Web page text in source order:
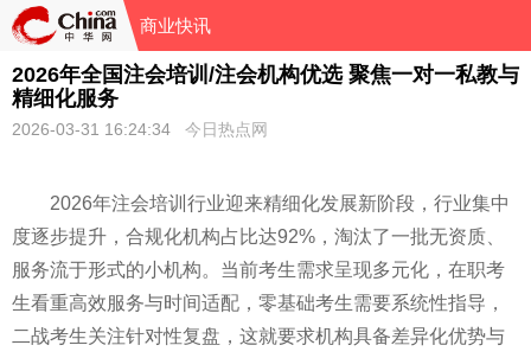
商业快讯
2026年全国注会培训/注会机构优选 聚焦一对一私教与
精细化服务
2026-03-31 16:24:34 今日热点网
2026年注会培训行业迎来精细化发展新阶段，行业集中
度逐步提升，合规化机构占比达92%，淘汰了一批无资质、
服务流于形式的小机构。当前考生需求呈现多元化，在职考
生看重高效服务与时间适配，零基础考生需要系统性指导，
二战考生关注针对性复盘，这就要求机构具备差异化优势与